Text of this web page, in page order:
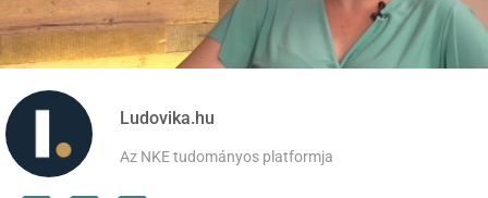
Ludovika.hu
Az NKE tudományos platformja